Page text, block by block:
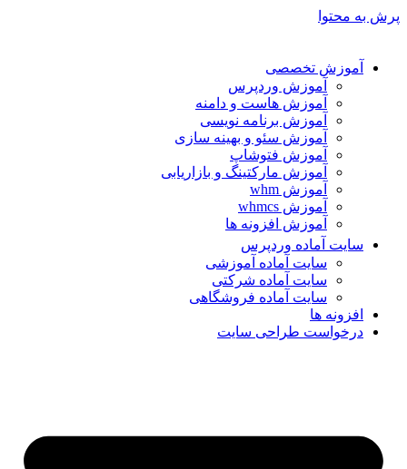
پرش به محتوا
آموزش تخصصی
آموزش وردپرس
آموزش هاست و دامنه
آموزش برنامه نویسی
آموزش سئو و بهینه سازی
آموزش فتوشاپ
آموزش مارکتینگ و بازاریابی
آموزش whm
آموزش whmcs
آموزش افزونه ها
سایت آماده وردپرس
سایت آماده آموزشی
سایت آماده شرکتی
سایت آماده فروشگاهی
افزونه ها
درخواست طراحی سایت